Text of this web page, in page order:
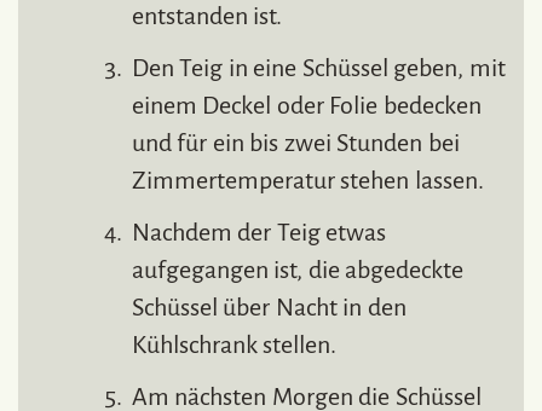
entstanden ist.
Den Teig in eine Schüssel geben, mit
einem Deckel oder Folie bedecken
und für ein bis zwei Stunden bei
Zimmertemperatur stehen lassen.
Nachdem der Teig etwas
aufgegangen ist, die abgedeckte
Schüssel über Nacht in den
Kühlschrank stellen.
Am nächsten Morgen die Schüssel